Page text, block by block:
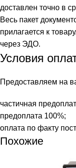
доставлен точно в
Весь пакет
прилагается к
через ЭДО.
Условия
Предоставляем на
частичная
предоплата 100%;
оплата по факту
Похожие